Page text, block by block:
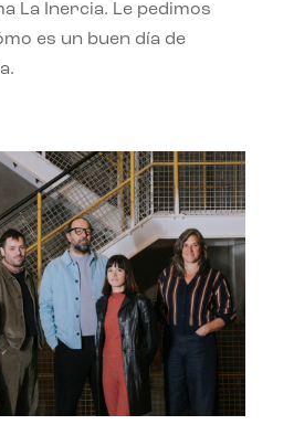
La Inercia. Le pedimos
es un buen día de